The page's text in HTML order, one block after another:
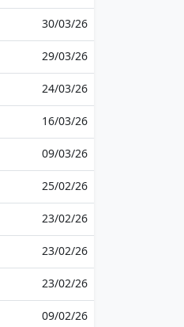
30/03/26
29/03/26
24/03/26
16/03/26
09/03/26
25/02/26
23/02/26
23/02/26
23/02/26
09/02/26